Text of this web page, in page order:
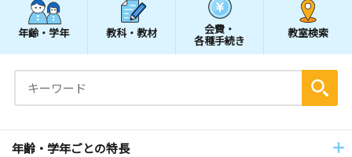
年齢・学年 教科・教材 会費・
各種手続き
教室検索
年齢・学年ごとの特長